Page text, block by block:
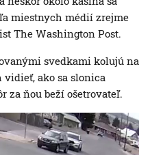
miestnych médií zrejme
The Washington Post.
svedkami kolujú na
ako sa slonica
za ňou beží ošetrovateľ.